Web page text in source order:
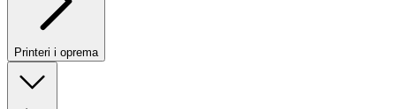
Printeri i oprema